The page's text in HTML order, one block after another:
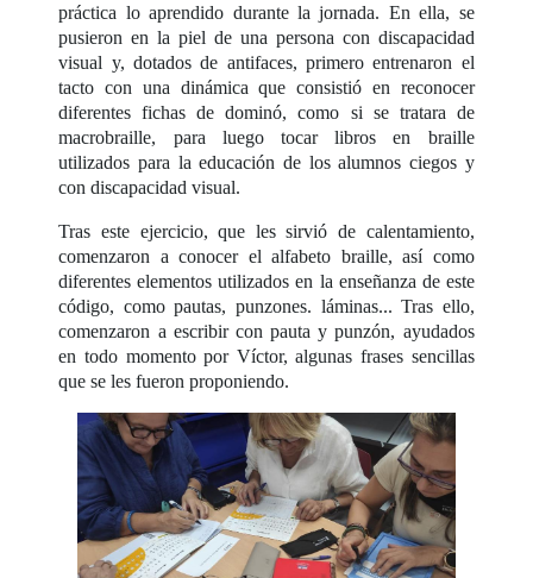
práctica lo aprendido durante la jornada. En ella, se
pusieron en la piel de una persona con discapacidad
visual y, dotados de antifaces, primero entrenaron el
tacto con una dinámica que consistió en reconocer
diferentes fichas de dominó, como si se tratara de
macrobraille, para luego tocar libros en braille
utilizados para la educación de los alumnos ciegos y
con discapacidad visual.
Tras este ejercicio, que les sirvió de calentamiento,
comenzaron a conocer el alfabeto braille, así como
diferentes elementos utilizados en la enseñanza de este
código, como pautas, punzones. láminas... Tras ello,
comenzaron a escribir con pauta y punzón, ayudados
en todo momento por Víctor, algunas frases sencillas
que se les fueron proponiendo.